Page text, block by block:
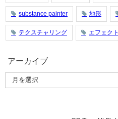
substance painter 地形
テクスチャリング エフェクト
アーカイブ